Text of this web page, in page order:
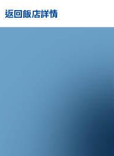
返回飯店詳情